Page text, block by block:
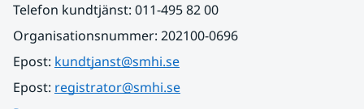
Telefon kundtjänst: 011-495 82 00
Organisationsnummer: 202100-0696
Epost: kundtjanst@smhi.se
Epost: registrator@smhi.se